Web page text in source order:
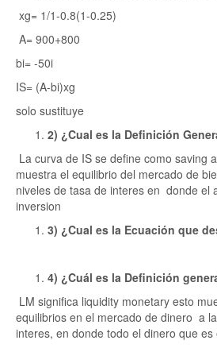
xg= 1/1-0.8(1-0.25)
A= 900+800
bi= -50i
IS= (A-bi)xg
solo sustituye
2) ¿Cual es la Definición
La curva de IS se define como saving
muestra el equilibrio del mercado de
niveles de tasa de interes en donde el
inversion
3) ¿Cual es la Ecuación que
4) ¿Cuál es la Definición
LM significa liquidity monetary esto
equilibrios en el mercado de dinero a
interes, en donde todo el dinero que